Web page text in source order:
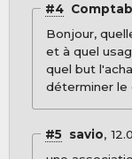
#4
Bonjour,
et à quel
quel but
déterminer le
#5 savio